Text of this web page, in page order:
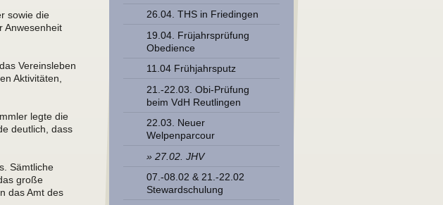
sowie die
Anwesenheit
Vereinsleben
Aktivitäten,
legte die
deutlich, dass
Sämtliche
große
das Amt des
26.04. THS in Friedingen
19.04. Früjahrsprüfung
Obedience
11.04 Frühjahrsputz
21.-22.03. Obi-Prüfung
beim VdH Reutlingen
22.03. Neuer
Welpenparcour
27.02. JHV
07.-08.02 & 21.-22.02
Stewardschulung